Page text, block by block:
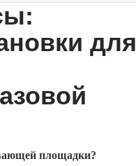
для
площадки?